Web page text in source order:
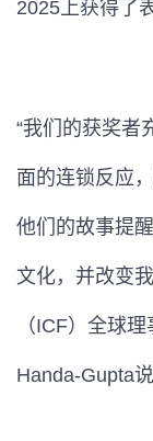
2025上获得了
“我们的获奖者
面的连锁反应
他们的故事提
文化，并改变
（ICF）全球
Handa-Gupta说